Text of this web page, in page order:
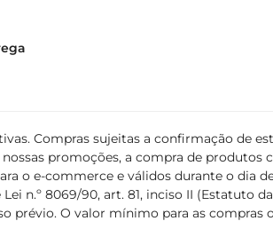
Compras sujeitas a confirmação de
promoções, a compra de produtos
o e-commerce e válidos durante o dia
n.º 8069/90, art. 81, inciso II (Estatuto
prévio. O valor mínimo para as compras